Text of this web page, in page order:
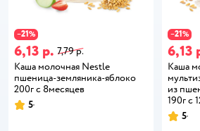
−21%
6,13 р. 7,79 р.
Каша молочная Nestle
пшеница-земляника-яблоко
200г с 8месяцев
5
−21%
6,13
Каша
из
190г с
5